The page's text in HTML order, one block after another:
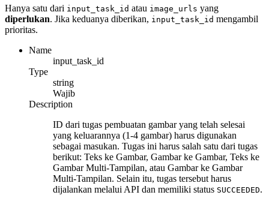
Hanya satu dari input_task_id atau image_urls yang
diperlukan. Jika keduanya diberikan, input_task_id mengambil
prioritas.
Name
input_task_id
Type
string
Wajib
Description
ID dari tugas pembuatan gambar yang telah selesai
yang keluarannya (1-4 gambar) harus digunakan
sebagai masukan. Tugas ini harus salah satu dari tugas
berikut: Teks ke Gambar, Gambar ke Gambar, Teks ke
Gambar Multi-Tampilan, atau Gambar ke Gambar
Multi-Tampilan. Selain itu, tugas tersebut harus
dijalankan melalui API dan memiliki status SUCCEEDED.